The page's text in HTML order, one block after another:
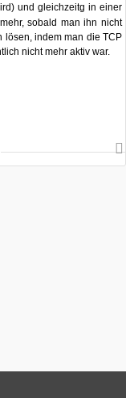
und gleichzeitg in einer
sobald man ihn nicht
lösen, indem man die TCP
nicht mehr aktiv war.